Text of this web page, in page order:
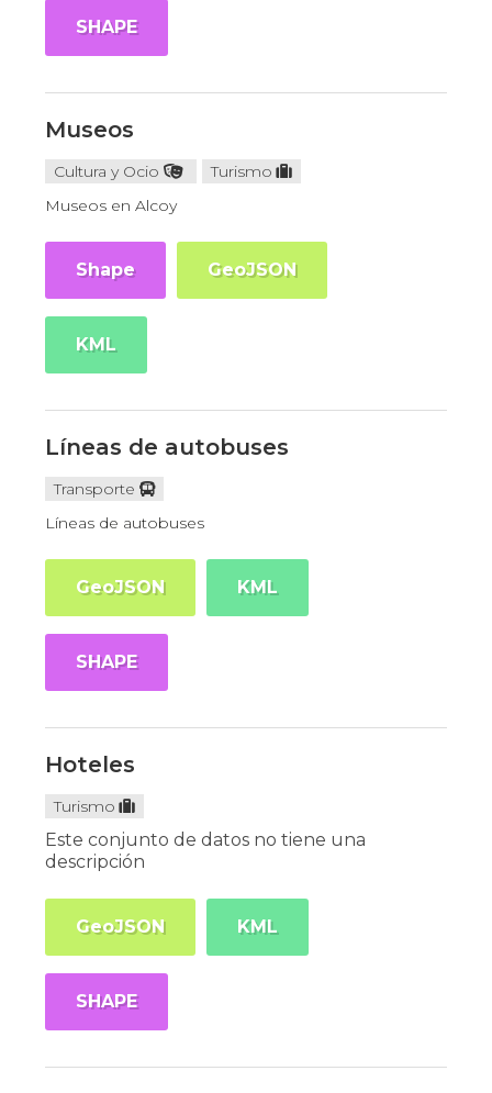
SHAPE
Museos
Cultura y Ocio
Turismo
Museos en Alcoy
Shape GeoJSON
KML
Líneas de autobuses
Transporte
Líneas de autobuses
GeoJSON KML
SHAPE
Hoteles
Turismo
Este conjunto de datos no tiene una
descripción
GeoJSON KML
SHAPE